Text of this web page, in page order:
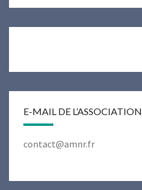
E-MAIL DE L’ASSOCIATION
contact@amnr.fr